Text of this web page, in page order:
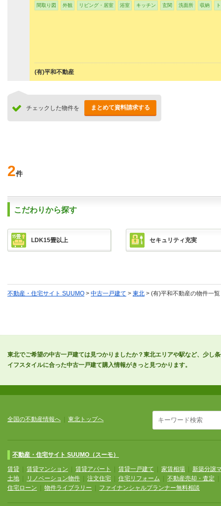
間取り図 外観 リビング・居室 浴室 キッチン 玄関 洗面所 収納
(有)平和不動産
チェックした物件を まとめて資料請求する
2件
こだわりから探す
LDK15畳以上 セキュリティ充実
不動産・住宅サイト SUUMO > 中古一戸建て > 東北 > (有)平和不動産の物件一覧
東北でご希望の中古一戸建ては見つかりましたか？東北エリアや駅など、少し
イフスタイルに合った中古一戸建て購入情報がきっと見つかります。
全国の不動産情報へ 東北トップへ
不動産・住宅サイト SUUMO（スーモ）
賃貸 賃貸マンション 賃貸アパート 賃貸一戸建て 家賃相場
新築分譲
土地
リノベーション物件 注文住宅 住宅リフォーム 不動産売却・査定
住宅ローン
物件ライブラリー ファイナンシャルプランナー無料相談